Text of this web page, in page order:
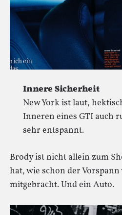
Innere Sicherheit
New York ist laut,
Inneren eines GTI auch
sehr entspannt.
Brody ist nicht allein zum
hat, wie schon der
mitgebracht. Und ein Auto.